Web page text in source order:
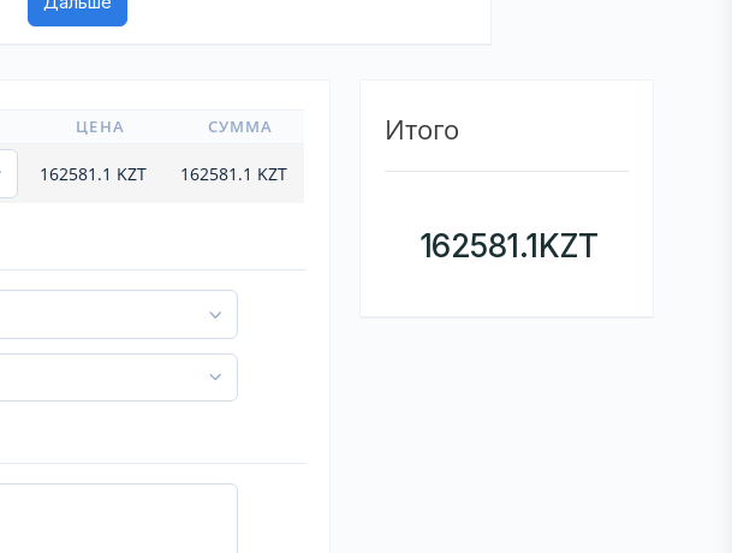
ЦЕНА СУММА
162581.1 KZT 162581.1 KZT
Итого
162581.1KZT